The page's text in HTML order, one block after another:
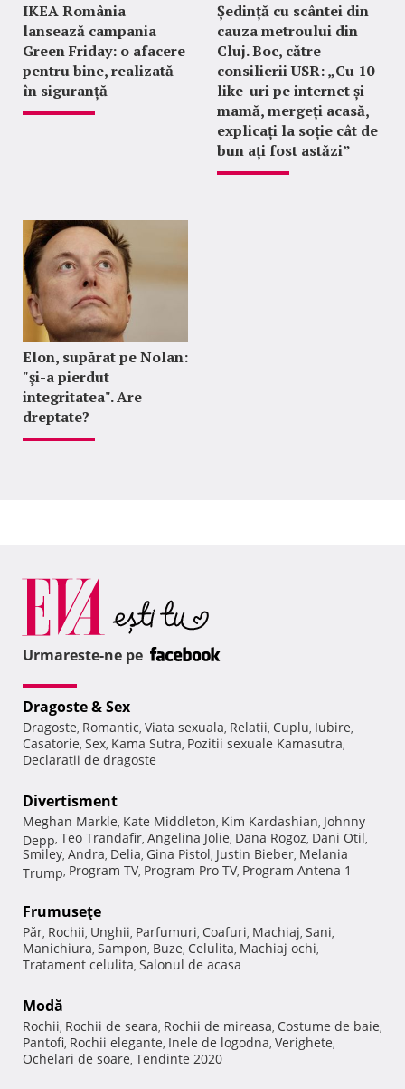
IKEA România
lansează campania
Green Friday: o afacere
pentru bine, realizată
în siguranță
Ședință cu scântei din
cauza metroului din
Cluj. Boc, către
consilierii USR: „Cu 10
like-uri pe internet și
mamă, mergeți acasă,
explicați la soție cât de
bun ați fost astăzi”
Elon, supărat pe Nolan:
"şi-a pierdut
integritatea". Are
dreptate?
Urmareste-ne pe
Dragoste & Sex
Dragoste, Romantic, Viata sexuala, Relatii, Cuplu, Iubire,
Casatorie, Sex, Kama Sutra, Pozitii sexuale Kamasutra,
Declaratii de dragoste
Divertisment
Meghan Markle, Kate Middleton, Kim Kardashian, Johnny
Depp, Teo Trandafir, Angelina Jolie, Dana Rogoz, Dani Otil,
Smiley, Andra, Delia, Gina Pistol, Justin Bieber, Melania
Trump, Program TV, Program Pro TV, Program Antena 1
Frumuseţe
Păr, Rochii, Unghii, Parfumuri, Coafuri, Machiaj, Sani,
Manichiura, Sampon, Buze, Celulita, Machiaj ochi,
Tratament celulita, Salonul de acasa
Modă
Rochii, Rochii de seara, Rochii de mireasa, Costume de baie,
Pantofi, Rochii elegante, Inele de logodna, Verighete,
Ochelari de soare, Tendinte 2020